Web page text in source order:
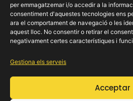
per emmagatzemar i/o accedir a la
consentiment d'aquestes tecnologies ens
ara el comportament de navegació o les
aquest lloc. No consentir o retirar el
negativament certes característiques i
Gestiona els serveis
Acceptar
On els teus somnis automotrius
Legals